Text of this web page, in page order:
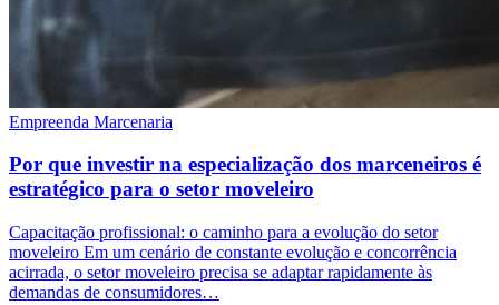
Empreenda Marcenaria
Por que investir na especialização dos marceneiros é
estratégico para o setor moveleiro
Capacitação profissional: o caminho para a evolução do setor
moveleiro Em um cenário de constante evolução e concorrência
acirrada, o setor moveleiro precisa se adaptar rapidamente às
demandas de consumidores…